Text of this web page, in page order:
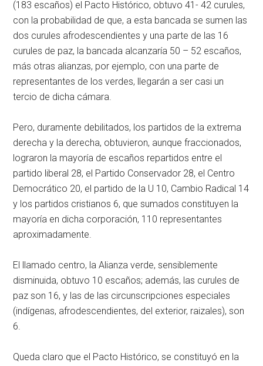
(183 escaños) el Pacto Histórico, obtuvo 41- 42 curules,
con la probabilidad de que, a esta bancada se sumen las
dos curules afrodescendientes y una parte de las 16
curules de paz, la bancada alcanzaría 50 – 52 escaños,
más otras alianzas, por ejemplo, con una parte de
representantes de los verdes, llegarán a ser casi un
tercio de dicha cámara.
Pero, duramente debilitados, los partidos de la extrema
derecha y la derecha, obtuvieron, aunque fraccionados,
lograron la mayoría de escaños repartidos entre el
partido liberal 28, el Partido Conservador 28, el Centro
Democrático 20, el partido de la U 10, Cambio Radical 14
y los partidos cristianos 6, que sumados constituyen la
mayoría en dicha corporación, 110 representantes
aproximadamente.
El llamado centro, la Alianza verde, sensiblemente
disminuida, obtuvo 10 escaños; además, las curules de
paz son 16, y las de las circunscripciones especiales
(indígenas, afrodescendientes, del exterior, raizales), son
6.
Queda claro que el Pacto Histórico, se constituyó en la